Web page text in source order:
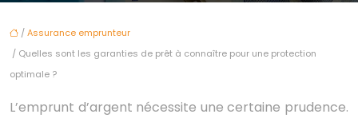
/Assurance emprunteur
/ Quelles sont les garanties de prêt à connaître pour une protection
optimale ?
L’emprunt d’argent nécessite une certaine prudence.